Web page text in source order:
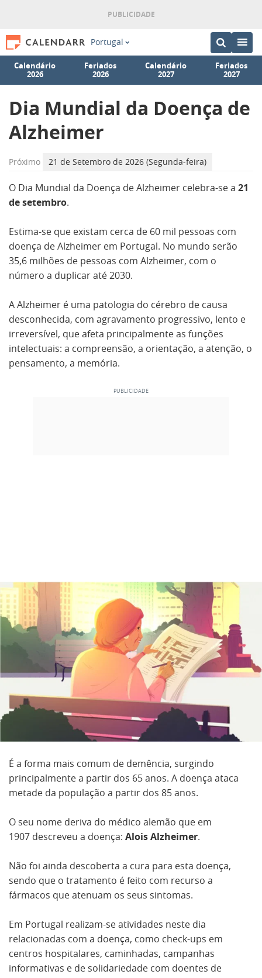
Portugal
Calendário
2026
Feriados
2026
Calendário
2027
Feriados
2027
Dia Mundial da Doença de
Alzheimer
Próximo 21 de Setembro de 2026 (Segunda-feira)
O Dia Mundial da Doença de Alzheimer celebra-se a 21
de setembro.
Estima-se que existam cerca de 60 mil pessoas com
doença de Alzheimer em Portugal. No mundo serão
35,6 milhões de pessoas com Alzheimer, com o
número a duplicar até 2030.
A Alzheimer é uma patologia do cérebro de causa
desconhecida, com agravamento progressivo, lento e
irreversível, que afeta principalmente as funções
intelectuais: a compreensão, a orientação, a atenção, o
pensamento, a memória.
É a forma mais comum de demência, surgindo
principalmente a partir dos 65 anos. A doença ataca
metade da população a partir dos 85 anos.
O seu nome deriva do médico alemão que em
1907 descreveu a doença: Alois Alzheimer.
Não foi ainda descoberta a cura para esta doença,
sendo que o tratamento é feito com recurso a
fármacos que atenuam os seus sintomas.
Em Portugal realizam-se atividades neste dia
relacionadas com a doença, como check-ups em
centros hospitalares, caminhadas, campanhas
informativas e de solidariedade com doentes de